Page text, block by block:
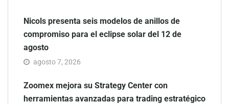
Nicols presenta seis modelos de anillos de
compromiso para el eclipse solar del 12 de
agosto
agosto 7, 2026
Zoomex mejora su Strategy Center con
herramientas avanzadas para trading estratégico